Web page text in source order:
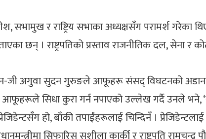
सभामुख र राष्ट्रिय सभाका अध्यक्षसँग परामर्श
छन् । राष्ट्रपतिको प्रस्ताव राजनीतिक दल, सेना र
जी अगुवा सुदन गुरुङले आफूहरू संसद् विघटनको
आफूहरूले सिधा कुरा गर्न नपाएको उल्लेख गर्दै उनले भने,
हो, बाँकी तपाईंहरूलाई चिन्दिनँ ।